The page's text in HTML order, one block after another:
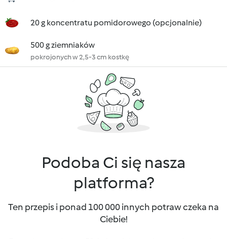
20 g koncentratu pomidorowego (opcjonalnie)
500 g ziemniaków
pokrojonych w 2,5-3 cm kostkę
Podoba Ci się nasza
platforma?
Ten przepis i ponad 100 000 innych potraw czeka na
Ciebie!